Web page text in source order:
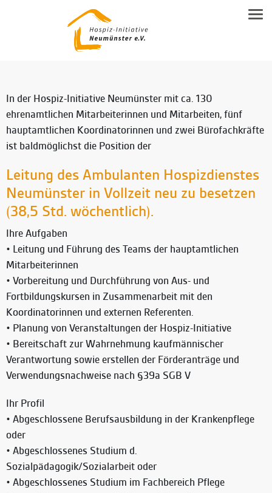
Familienbegleitung
NEUMÜNSTERANER MODELL
SPENDEN
Ehrenamt
Trauerbegleitung
Vereinsmitgliedschaft & Spenden
Kooperationspartner
In der Hospiz-Initiative Neumünster mit ca. 130
ehrenamtlichen Mitarbeiterinnen und Mitarbeiten, fünf
hauptamtlichen Koordinatorinnen und zwei Bürofachkräfte
ist baldmöglichst die Position der
Leitung des Ambulanten Hospizdienstes
Neumünster in Vollzeit neu zu besetzen
(38,5 Std. wöchentlich).
Ihre Aufgaben
• Leitung und Führung des Teams der hauptamtlichen
Mitarbeiterinnen
• Vorbereitung und Durchführung von Aus- und
Fortbildungskursen in Zusammenarbeit mit den
Koordinatorinnen und externen Referenten.
• Planung von Veranstaltungen der Hospiz-Initiative
• Bereitschaft zur Wahrnehmung kaufmännischer
Verantwortung sowie erstellen der Förderanträge und
Verwendungsnachweise nach §39a SGB V
Ihr Profil
• Abgeschlossene Berufsausbildung in der Krankenpflege
oder
• Abgeschlossenes Studium d.
Sozialpädagogik/Sozialarbeit oder
• Abgeschlossenes Studium im Fachbereich Pflege